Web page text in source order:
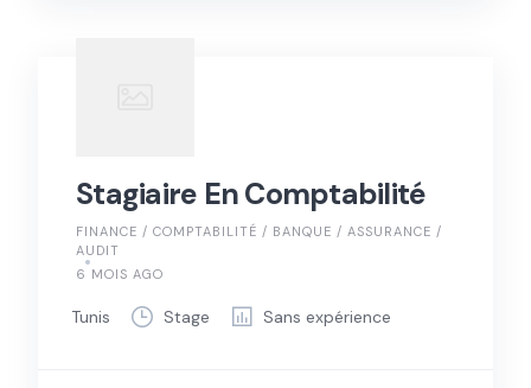
Stagiaire En Comptabilité
FINANCE / COMPTABILITÉ / BANQUE / ASSURANCE /
AUDIT
6 MOIS AGO
Tunis Stage Sans expérience